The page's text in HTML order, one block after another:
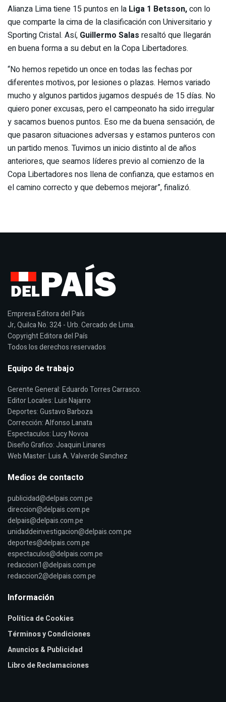
Alianza Lima tiene 15 puntos en la Liga 1 Betsson,con lo
que comparte la cima de la clasificación con Universitario y
Sporting Cristal. Así, Guillermo Salas resaltó que llegarán
en buena forma a su debut en la Copa Libertadores.
“No hemos repetido un once en todas las fechas por
diferentes motivos, por lesiones o plazas. Hemos variado
mucho y algunos partidos jugamos después de 15 días. No
quiero poner excusas, pero el campeonato ha sido irregular
y sacamos buenos puntos. Eso me da buena sensación, de
que pasaron situaciones adversas y estamos punteros con
un partido menos. Tuvimos un inicio distinto al de años
anteriores, que seamos líderes previo al comienzo de la
Copa Libertadores nos llena de confianza, que estamos en
el camino correcto y que debemos mejorar”, finalizó.
Empresa Editora del País
Jr, Quilca No. 324 - Urb. Cercado de Lima.
Copyright Editora del País
Todos los derechos reservados
Equipo de trabajo
Gerente General: Eduardo Torres Carrasco.
Editor Locales: Luis Najarro
Deportes: Gustavo Barboza
Corrección: Alfonso Lanata
Espectaculos: Lucy Novoa
Diseño Grafico: Joaquin Linares
Web Master: Luis A. Valverde Sanchez
Medios de contacto
publicidad@delpais.com.pe
direccion@delpais.com.pe
delpais@delpais.com.pe
unidaddeinvestigacion@delpais.com.pe
deportes@delpais.com.pe
espectaculos@delpais.com.pe
redaccion1@delpais.com.pe
redaccion2@delpais.com.pe
Información
Política de Cookies
Términos y Condiciones
Anuncios & Publicidad
Libro de Reclamaciones